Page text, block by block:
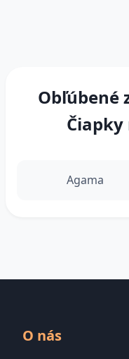
Obľúbené
Agama
O nás